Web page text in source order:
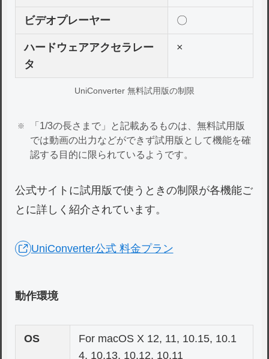
ビデオプレーヤー 〇
ハードウェアアクセラレー
タ
×
UniConverter 無料試用版の制限
「1/3の長さまで」と記載あるものは、無料試用版
では動画の出力などができず試用版として機能を確
認する目的に限られているようです。
公式サイトに試用版で使うときの制限が各機能ご
とに詳しく紹介されています。
UniConverter公式 料金プラン
動作環境
OS
For macOS X 12, 11, 10.15, 10.1
4, 10.13, 10.12, 10.11